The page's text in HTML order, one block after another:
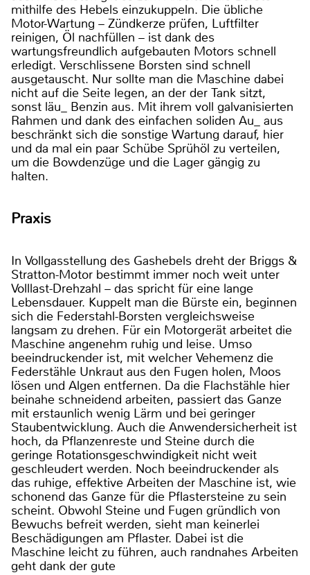
mithilfe des Hebels einzukuppeln. Die übliche
Motor-Wartung – Zündkerze prüfen, Luftfilter
reinigen, Öl nachfüllen – ist dank des
wartungsfreundlich aufgebauten Motors schnell
erledigt. Verschlissene Borsten sind schnell
ausgetauscht. Nur sollte man die Maschine dabei
nicht auf die Seite legen, an der der Tank sitzt,
sonst läu_ Benzin aus. Mit ihrem voll galvanisierten
Rahmen und dank des einfachen soliden Au_ aus
beschränkt sich die sonstige Wartung darauf, hier
und da mal ein paar Schübe Sprühöl zu verteilen,
um die Bowdenzüge und die Lager gängig zu
halten.
Praxis
In Vollgasstellung des Gashebels dreht der Briggs &
Stratton-Motor bestimmt immer noch weit unter
Volllast-Drehzahl – das spricht für eine lange
Lebensdauer. Kuppelt man die Bürste ein, beginnen
sich die Federstahl-Borsten vergleichsweise
langsam zu drehen. Für ein Motorgerät arbeitet die
Maschine angenehm ruhig und leise. Umso
beeindruckender ist, mit welcher Vehemenz die
Federstähle Unkraut aus den Fugen holen, Moos
lösen und Algen entfernen. Da die Flachstähle hier
beinahe schneidend arbeiten, passiert das Ganze
mit erstaunlich wenig Lärm und bei geringer
Staubentwicklung. Auch die Anwendersicherheit ist
hoch, da Pflanzenreste und Steine durch die
geringe Rotationsgeschwindigkeit nicht weit
geschleudert werden. Noch beeindruckender als
das ruhige, effektive Arbeiten der Maschine ist, wie
schonend das Ganze für die Pflastersteine zu sein
scheint. Obwohl Steine und Fugen gründlich von
Bewuchs befreit werden, sieht man keinerlei
Beschädigungen am Pflaster. Dabei ist die
Maschine leicht zu führen, auch randnahes Arbeiten
geht dank der gute